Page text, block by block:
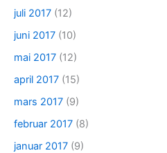
juli 2017 (12)
juni 2017 (10)
mai 2017 (12)
april 2017 (15)
mars 2017 (9)
februar 2017 (8)
januar 2017 (9)